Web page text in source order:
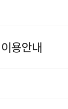
이용안내